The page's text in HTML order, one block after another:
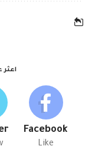
اعثر
Facebook
Like